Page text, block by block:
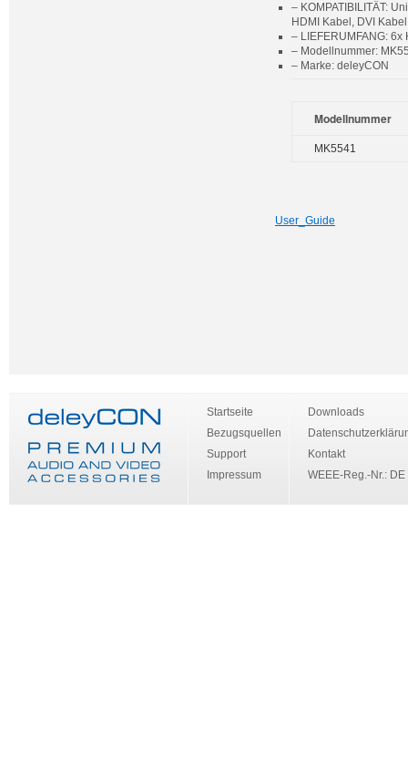
– KOMPATIBILITÄT:
HDMI Kabel, DVI
– LIEFERUMFANG:
– Modellnummer:
– Marke: deleyCON
Modellnummer
MK5541
User_Guide
Startseite
Bezugsquellen
Support
Impressum
Downloads
Kontakt
WEEE-Reg.-Nr.: